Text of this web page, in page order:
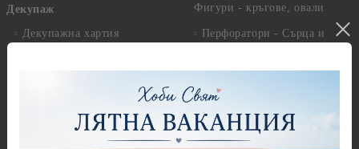
Декупаж
Декупажна хартия
Оризова декупажна хартия
А4 - Itd. Collection - 25-30
Фигури - кръгове, овали
Перфоратори - Сърца и
и клонки
Перфоратори - Детски
Перфоратори - Животни